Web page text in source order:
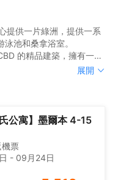
提供一片綠洲，提供一系
池和桑拿浴室。
的精品建築，擁有一居
展示了卓越的親自然設
提供一片綠洲，提供一系
的精品建築，擁有一居
保您可以輕鬆沉浸在大
展開
公寓】墨爾本 4-15
機票
- 09月24日